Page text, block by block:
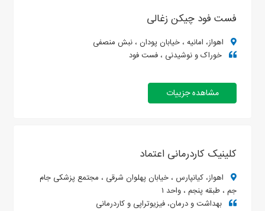
فست فود چیکن زغالی
اهواز، امانیه ، خیابان پودان ، نبش منصفی
خوراک و نوشیدنی ، فست فود
مشاهده جزییات
کلینیک کاردرمانی اعتماد
اهواز، کیانپارس ، خیابان پهلوان شرقی ، مجتمع پزشکی جام
جم ، طبقه پنجم ، واحد ۱
بهداشت و درمان، فیزیوتراپی و کاردرمانی